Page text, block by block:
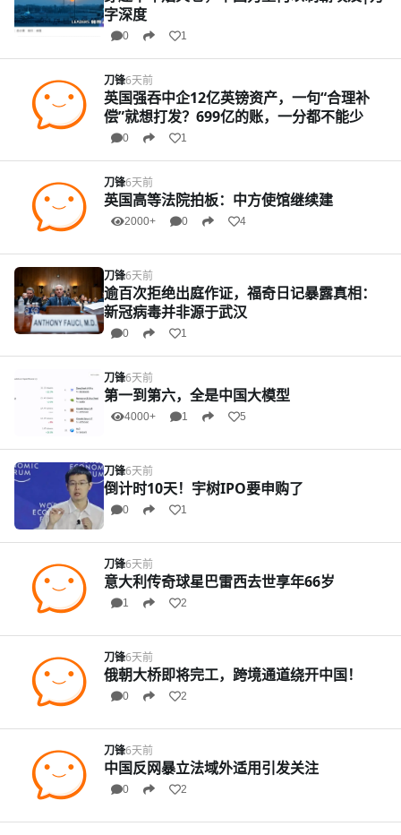
字深度
0 1
刀锋6天前
英国强吞中企12亿英镑资产，一句“合理补
偿”就想打发？699亿的账，一分都不能少
0 1
刀锋6天前
英国高等法院拍板：中方使馆继续建
2000+ 0 4
刀锋6天前
逾百次拒绝出庭作证，福奇日记暴露真相：
新冠病毒并非源于武汉
0 1
刀锋6天前
第一到第六，全是中国大模型
4000+ 1 5
刀锋6天前
倒计时10天！宇树IPO要申购了
0 1
刀锋6天前
意大利传奇球星巴雷西去世享年66岁
1 2
刀锋6天前
俄朝大桥即将完工，跨境通道绕开中国！
0 2
刀锋6天前
中国反网暴立法域外适用引发关注
0 2